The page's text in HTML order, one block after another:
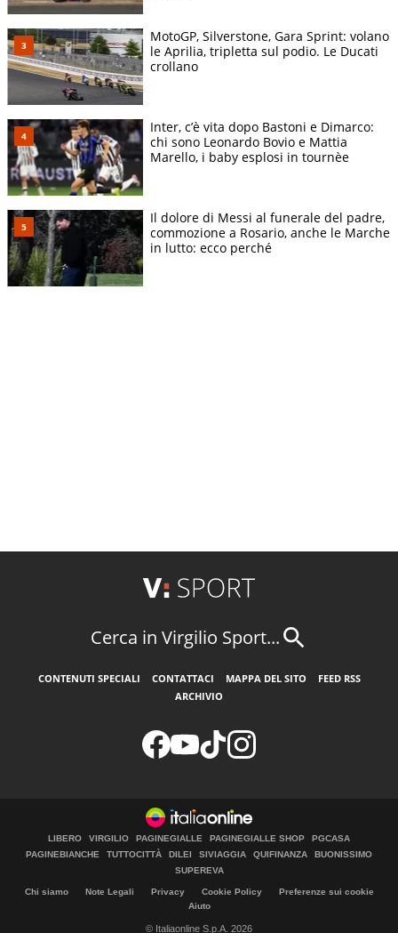
MotoGP, Silverstone, Gara Sprint: volano
le Aprilia, tripletta sul podio. Le Ducati
crollano
Inter, c’è vita dopo Bastoni e Dimarco:
chi sono Leonardo Bovio e Mattia
Marello, i baby esplosi in tournèe
Il dolore di Messi al funerale del padre,
commozione a Rosario, anche le Marche
in lutto: ecco perché
Cerca in Virgilio Sport...
CONTENUTI SPECIALI CONTATTACI MAPPA DEL SITO
FEED RSS
ARCHIVIO
LIBERO VIRGILIO PAGINEGIALLE PAGINEGIALLE SHOP
PGCASA
PAGINEBIANCHE
TUTTOCITTÀ DILEI SIVIAGGIA QUIFINANZA
BUONISSIMO
SUPEREVA
Chi siamo Note Legali Privacy Cookie Policy
Preferenze sui cookie
Aiuto
© Italiaonline S.p.A. 2026